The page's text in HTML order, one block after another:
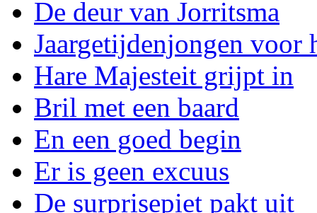
De deur van Jorritsma
Jaargetijdenjongen voor
Hare Majesteit grijpt in
Bril met een baard
En een goed begin
Er is geen excuus
De surprisepiet pakt uit